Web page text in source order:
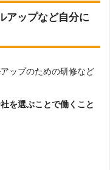
アップなど自分に
ップのための研修など
を選ぶことで働くこと